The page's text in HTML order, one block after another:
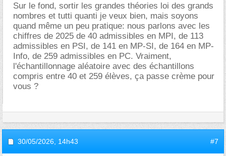
Sur le fond, sortir les grandes théories loi des grands
nombres et tutti quanti je veux bien, mais soyons
quand même un peu pratique: nous parlons avec les
chiffres de 2025 de 40 admissibles en MPI, de 113
admissibles en PSI, de 141 en MP-SI, de 164 en MP-
Info, de 259 admissibles en PC. Vraiment,
l'échantillonnage aléatoire avec des échantillons
compris entre 40 et 259 élèves, ça passe crème pour
vous ?
30/05/2026, 14h43 #7